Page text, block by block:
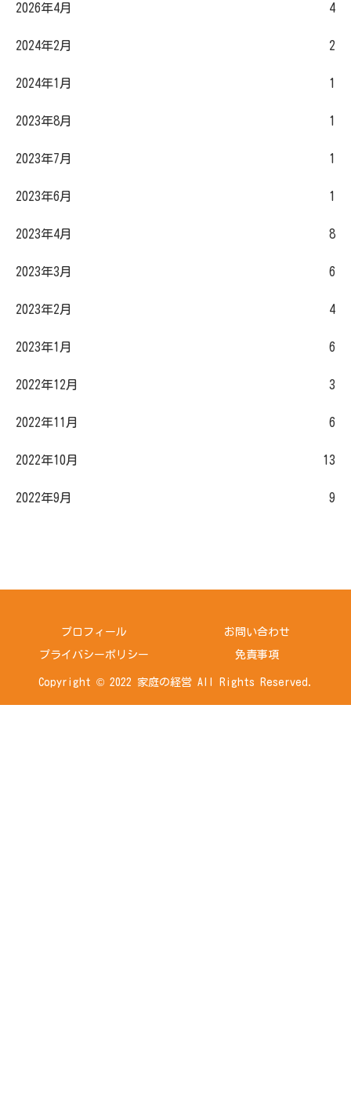
2026年4月 4
2024年2月 2
2024年1月 1
2023年8月 1
2023年7月 1
2023年6月 1
2023年4月 8
2023年3月 6
2023年2月 4
2023年1月 6
2022年12月 3
2022年11月 6
2022年10月 13
2022年9月 9
プロフィール お問い合わせ
プライバシーポリシー 免責事項
Copyright © 2022 家庭の経営 All Rights Reserved.